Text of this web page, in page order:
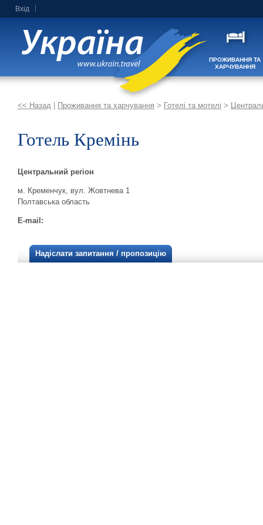
Вхід
ПРОЖИВАННЯ ТА
ХАРЧУВАННЯ
<< Назад Проживання та харчування > Готелі та мотелі >
Готель Кремінь
Центральний регіон
м. Кременчук, вул. Жовтнева 1
Полтавська область
E-mail:
Надіслати запитання / пропозицію